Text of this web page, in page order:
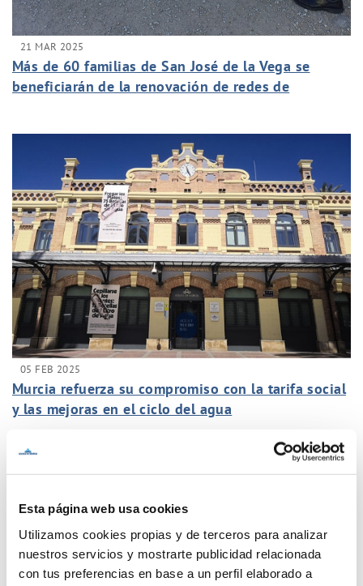
Esta página web usa cookies
Utilizamos cookies propias y de terceros para analizar
nuestros servicios y mostrarte publicidad relacionada
con tus preferencias en base a un perfil elaborado a
21 MAR 2025
Más de 60 familias de San José de la Vega se
beneficiarán de la renovación de redes de
05 FEB 2025
Murcia refuerza su compromiso con la tarifa social
y las mejoras en el ciclo del agua